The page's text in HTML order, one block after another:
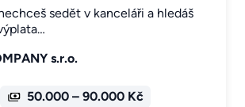
sedět v kanceláři a hledáš
s.r.o.
50.000 – 90.000 Kč